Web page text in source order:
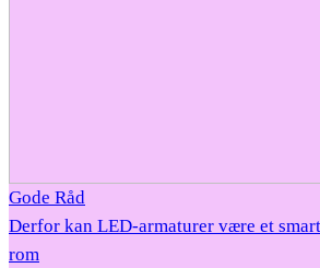
Gode Råd
Derfor kan LED-armaturer være et
rom